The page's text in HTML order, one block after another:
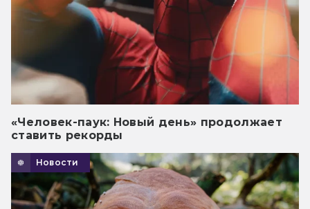
«Человек-паук: Новый день» продолжает
ставить рекорды
Новости